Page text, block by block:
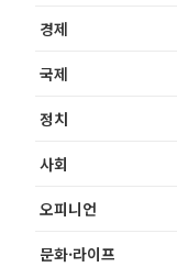
경제
국제
정치
사회
오피니언
문화·라이프